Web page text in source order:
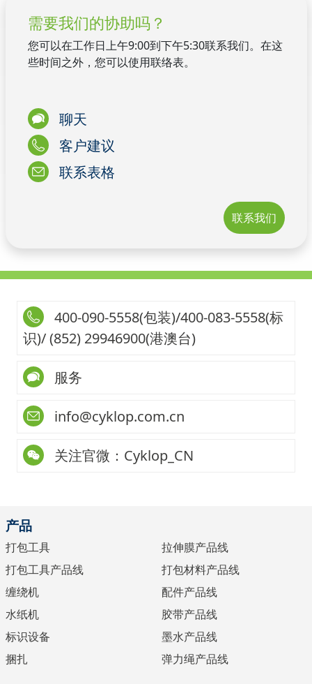
需要我们的协助吗？
您可以在工作日上午9:00到下午5:30联系我们。在这
些时间之外，您可以使用联络表。
聊天
客户建议
联系表格
联系我们
400-090-5558(包装)/400-083-5558(标
识)/ (852) 29946900(港澳台)
服务
info@cyklop.com.cn
关注官微：Cyklop_CN
产品
打包工具
打包工具产品线
缠绕机
水纸机
标识设备
捆扎
拉伸膜产品线
打包材料产品线
配件产品线
胶带产品线
墨水产品线
弹力绳产品线